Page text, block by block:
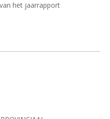
het jaarrapport